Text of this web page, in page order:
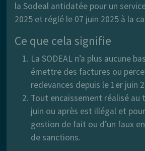
la Sodeal antidatée pour un
2025 et réglé le 07 juin 2025 à la
Ce que cela signifie
La SODEAL n’a plus aucune
émettre des factures ou
redevances depuis le 1er juin
Tout encaissement réalisé au
juin ou après est illégal et
gestion de fait ou d’un faux
de sanctions.